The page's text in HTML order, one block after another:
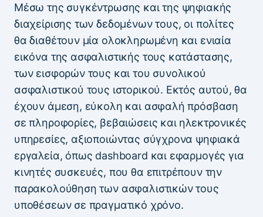
Μέσω της συγκέντρωσης και της ψηφιακής
διαχείρισης των δεδομένων τους, οι πολίτες
θα διαθέτουν μία ολοκληρωμένη και ενιαία
εικόνα της ασφαλιστικής τους κατάστασης,
των εισφορών τους και του συνολικού
ασφαλιστικού τους ιστορικού. Εκτός αυτού, θα
έχουν άμεση, εύκολη και ασφαλή πρόσβαση
σε πληροφορίες, βεβαιώσεις και ηλεκτρονικές
υπηρεσίες, αξιοποιώντας σύγχρονα ψηφιακά
εργαλεία, όπως dashboard και εφαρμογές για
κινητές συσκευές, που θα επιτρέπουν την
παρακολούθηση των ασφαλιστικών τους
υποθέσεων σε πραγματικό χρόνο.